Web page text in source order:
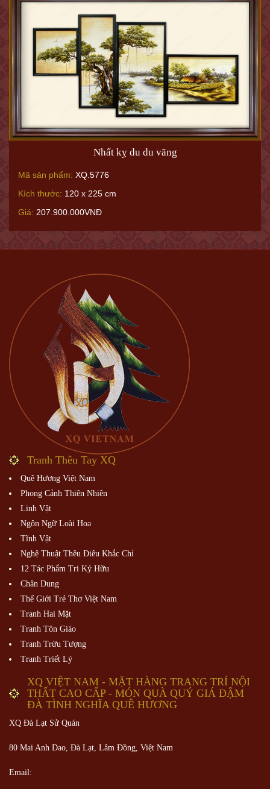
Nhất kỵ du du vãng
Mã sản phẩm: XQ.5776
Kích thước: 120 x 225 cm
Giá: 207.900.000VNĐ
Tranh Thêu Tay XQ
Quê Hương Việt Nam
Phong Cảnh Thiên Nhiên
Linh Vật
Ngôn Ngữ Loài Hoa
Tĩnh Vật
Nghệ Thuật Thêu Điêu Khắc Chỉ
12 Tác Phẩm Tri Kỷ Hữu
Chân Dung
Thế Giới Trẻ Thơ Việt Nam
Tranh Hai Mặt
Tranh Tôn Giáo
Tranh Trừu Tượng
Tranh Triết Lý
XQ VIỆT NAM - MẶT HÀNG TRANG TRÍ NỘI
THẤT CAO CẤP - MÓN QUÀ QUÝ GIÁ ĐẬM
ĐÀ TÌNH NGHĨA QUÊ HƯƠNG
XQ Đà Lạt Sử Quán
80 Mai Anh Dao, Đà Lạt, Lâm Đồng, Việt Nam
Email: